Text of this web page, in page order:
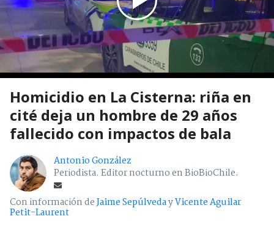
Homicidio en La Cisterna: riña en
cité deja un hombre de 29 años
fallecido con impactos de bala
Antonio González
Periodista. Editor nocturno en BioBioChile.
Con información deJaime SepúlvedayVicente Aguilar
Petit-Laurent